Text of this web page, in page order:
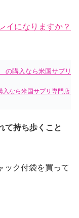
イになりますか？
なら米国サプリ専門店
て持ち歩くこと
ック付袋を買って